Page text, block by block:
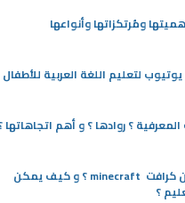
ومُرتكزاتها وأنواعها
؟ روادها ؟ و أهم اتجاهاتها
ماهي لعبة ماين كرافت minecraft ؟ و كيف يمكن
؟